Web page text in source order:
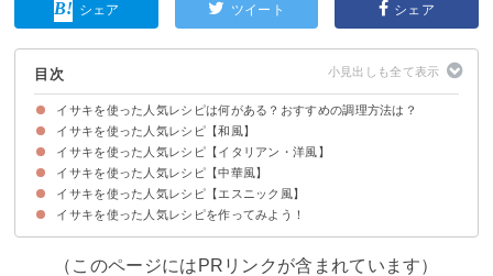
シェア ツイート シェア
目次
イサキを使った人気レシピは何がある？おすすめの調理方法は？
イサキを使った人気レシピ【和風】
①フライパンで作るイサキの塩焼き
②イサキの丼としての食べ方
③イサキの手毬寿司
④イサキの煮付け
⑤イサキの酒蒸し
⑥イサキの天ぷら
イサキを使った人気レシピ【イタリアン・洋風】
①刺身用のイサキで作るイタリアンカルパッチョ
②イサキのムニエル
③シンプルなイサキのアクアパッツァ
④イサキのシーフードパスタ
⑤イサキのチーズ焼き
⑥イサキのソテーをアレンジしたポテト焼き
⑦イサキのブイヤベース
⑧イサキのコンソメスープ
イサキを使った人気レシピ【中華風】
①イサキの切り身で作る中華蒸し
②イサキの中華風姿蒸し
③イサキの刺身で作るサラダ
④イサキと野菜の中華風炒め
⑤イサキの南蛮漬け
イサキを使った人気レシピ【エスニック風】
①イサキのエスニック風煮付け
②イサキとバジルのフライ
③イサキのエスニック風姿蒸し
イサキを使った人気レシピを作ってみよう！
（このページにはPRリンクが含まれています）